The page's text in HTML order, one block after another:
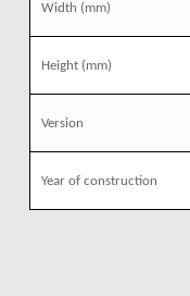
Width (mm)
Height(mm)
Version
Year of construction